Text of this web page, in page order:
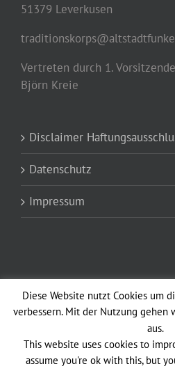
51379 Leverkusen
Vertreten durch 1.
Björn Kreie
Disclaimer
Datenschutz
Impressum
Copyright 2012 - 2021 Altstadtfunken
| All Rights Reserved | Powered by
Diese Website nutzt Cookies um
verbessern. Mit der Nutzung gehen
aus.
This website uses cookies to
assume you're ok with this, but